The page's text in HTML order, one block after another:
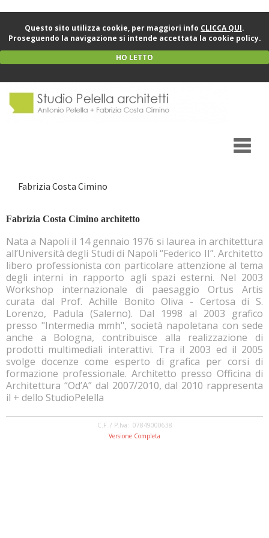
Questo sito utilizza cookie, per maggiori info CLICCA QUI.
Proseguendo la navigazione si intende accettata la cookie policy.
HO LETTO
Fabrizia Costa Cimino
Fabrizia Costa Cimino architetto
Nata a Napoli il 14 gennaio 1976 si laurea in architettura
all’Università degli Studi di Napoli “Federico II”. Architetto
libero professionista con particolare attenzione al tema
degli interni in rapporto agli spazi esterni. Nel 2003
Workshop internazionale di paesaggio Ortus Artis
curata dal Prof. Achille Bonito Oliva - Certosa di S.
Lorenzo, Padula (Salerno). Dal 1998 al 2003 grafico
presso "Intermedia mmh", società napoletana con sede
anche a Bologna, contribuisce alla realizzazione di
prodotti multimediali interattivi. Tra il 2003 ed il 2005
svolge docenze come esperto di grafica per corsi di
formazione professionale. Architetto presso Officina di
Architettura “Od’A” dal 2007/2010, dal 2010 rappresenta
il + dello StudioPelella
C.F. / P.Iva: 07849000638
Versione Completa